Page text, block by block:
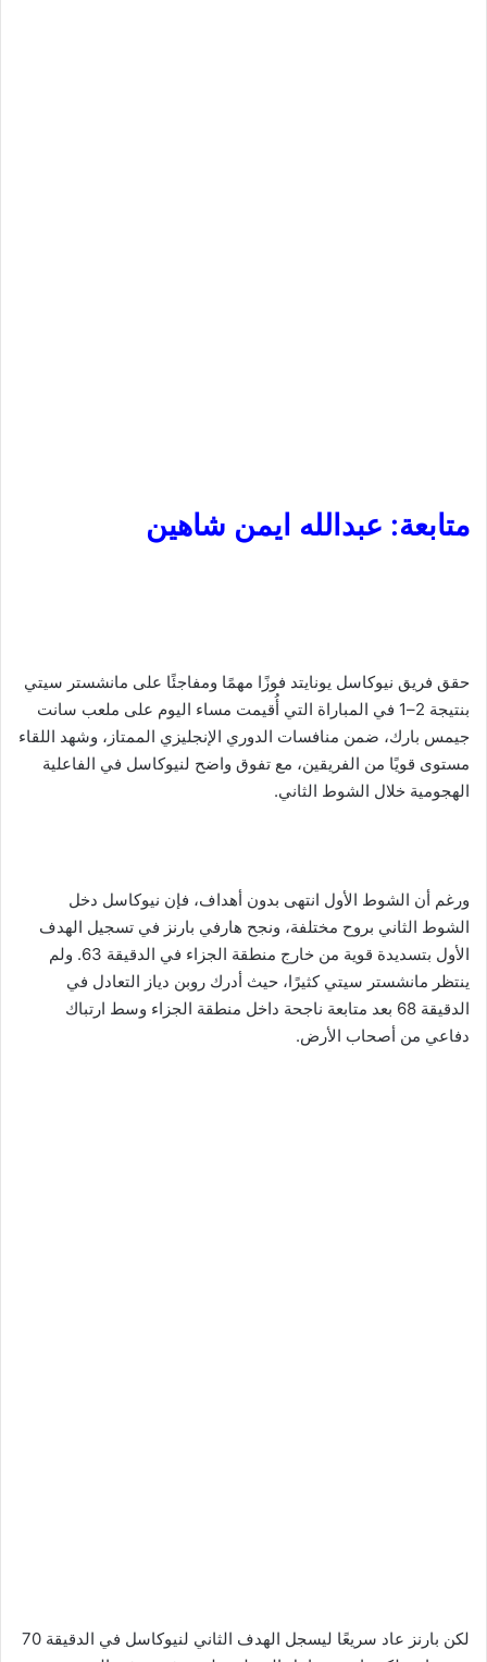
متابعة: عبدالله ايمن شاهين
حقق فريق نيوكاسل يونايتد فوزًا مهمًا ومفاجئًا على مانشستر سيتي
بنتيجة 2–1 في المباراة التي أُقيمت مساء اليوم على ملعب سانت
جيمس بارك، ضمن منافسات الدوري الإنجليزي الممتاز، وشهد اللقاء
مستوى قويًا من الفريقين، مع تفوق واضح لنيوكاسل في الفاعلية
الهجومية خلال الشوط الثاني.
ورغم أن الشوط الأول انتهى بدون أهداف، فإن نيوكاسل دخل
الشوط الثاني بروح مختلفة، ونجح هارفي بارنز في تسجيل الهدف
الأول بتسديدة قوية من خارج منطقة الجزاء في الدقيقة 63. ولم
ينتظر مانشستر سيتي كثيرًا، حيث أدرك روبن دياز التعادل في
الدقيقة 68 بعد متابعة ناجحة داخل منطقة الجزاء وسط ارتباك
دفاعي من أصحاب الأرض.
لكن بارنز عاد سريعًا ليسجل الهدف الثاني لنيوكاسل في الدقيقة 70